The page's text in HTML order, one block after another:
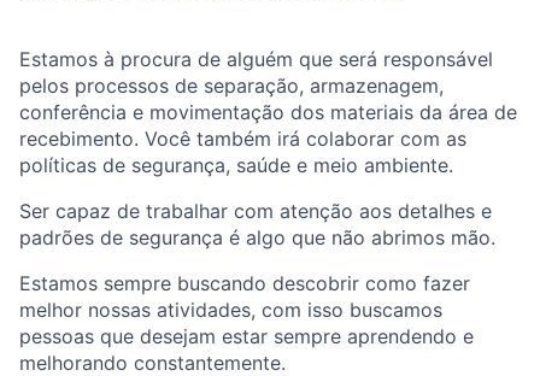
Estamos à procura de alguém que será responsável
pelos processos de separação, armazenagem,
conferência e movimentação dos materiais da área de
recebimento. Você também irá colaborar com as
políticas de segurança, saúde e meio ambiente.
Ser capaz de trabalhar com atenção aos detalhes e
padrões de segurança é algo que não abrimos mão.
Estamos sempre buscando descobrir como fazer
melhor nossas atividades, com isso buscamos
pessoas que desejam estar sempre aprendendo e
melhorando constantemente.